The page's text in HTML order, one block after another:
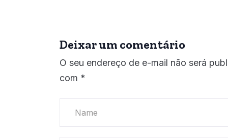
Deixar um comentário
O seu endereço de e-mail não será
com *